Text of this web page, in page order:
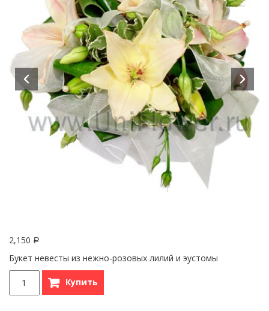
2,150 Р
Букет невесты из нежно-розовых лилий и эустомы
Купить